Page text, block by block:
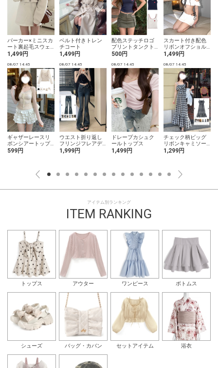
パーカー×ミニスカ
ート裏起毛スウェ
ットセットアップ
1,499円
ベルト付きトレン
チコート
1,499円
配色ステッチロゴ
プリントタンクト
ップ
500円
スカート付き配色
リボンオフショル
ダーフリルビキニ
1,499円
08/07 14:45
ギャザーレースリ
ボンシアートップ
ス
599円
08/07 14:45
ウエスト折り返し
フリンジフレアデ
ニム
1,999円
08/07 14:45
ドレープカシュク
ールトップス
1,499円
08/07 14:45
チェック柄ビッグ
リボンキャミソー
ルワンピース
1,299円
アイテム別ランキング
ITEM RANKING
トップス アウター ワンピース ボトムス
シューズ バッグ・カバン セットアイテム 浴衣